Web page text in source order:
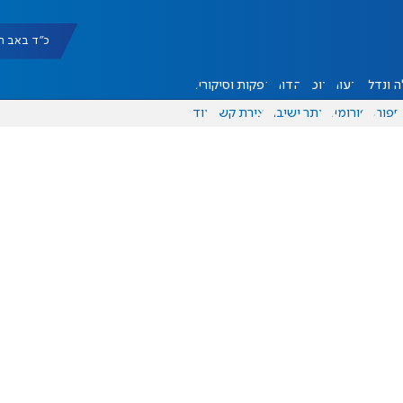
כ"ד באב תשפ"ו
ונדל"ן דעות אוכל יהדות הפקות וסיקורים
ספורט פורומים אתר ישיבה יצירת קשר עוד